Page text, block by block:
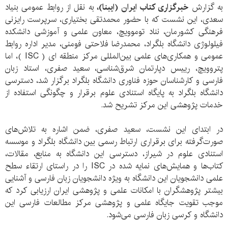
به گزارش خبرگزاری کتاب ایران (ایبنا)، به نقل از روابط عمومی بنیاد
سعدی، این نشست که با حضور محمدتقی بختیاری، سرپرست رایزنی
فرهنگی کشورمان، نناد توموویچ، معاون علمی و آموزشی دانشکده
فیلولوژی دانشگاه بلگراد، محمدرضا فلاحتی فومنی، مدیر اداره روابط
عمومی و همکاری‌های علمی بین‌المللی مرکز منطقه ای ( ISC )، اما
پتروویچ، رییس دپارتمان شرق‌شناسی، سعید صفری، استاد زبان
فارسی و کارشناسان حوزه فناوری دانشگاه بلگراد برگزار شد، دسترسی
دانشگاه بلگراد به پایگاه استنادی علوم برقرار و چگونگی استفاده از
خدمات پژوهشی این مرکز تشریح شد.
در ابتدای این نشست، سعید صفری، ضمن اشاره به تلاش‌های
صورت‌گرفته برای برقراری ارتباط رسمی بین دانشگاه بلگراد و موسسه
استنادی علوم در شیراز، دسترسی این دانشگاه به منابع، مقالات،
کتاب‌ها و همایش‌های نمایه شده در ISC را در راستای ارتقاء سطح
علمی دانشجویان این دانشگاه به ویژه دانشجویان زبان فارسی و آشنایی
بیشتر پژوهشگران با امکانات علمی و پژوهشی ایران ارزیابی کرد که
موجب تقویت جایگاه علمی و پژوهشی مرکز مطالعات فارسی این
دانشگاه و کرسی زبان فارسی می‌شود.